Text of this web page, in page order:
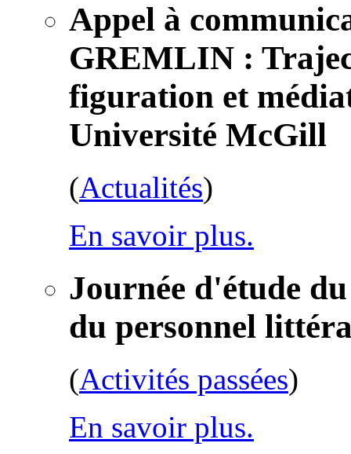
Appel à
GREMLIN :
figuration et
Université McGill
(Actualités)
En savoir plus.
Journée d'étude
du personnel
(Activités passées)
En savoir plus.